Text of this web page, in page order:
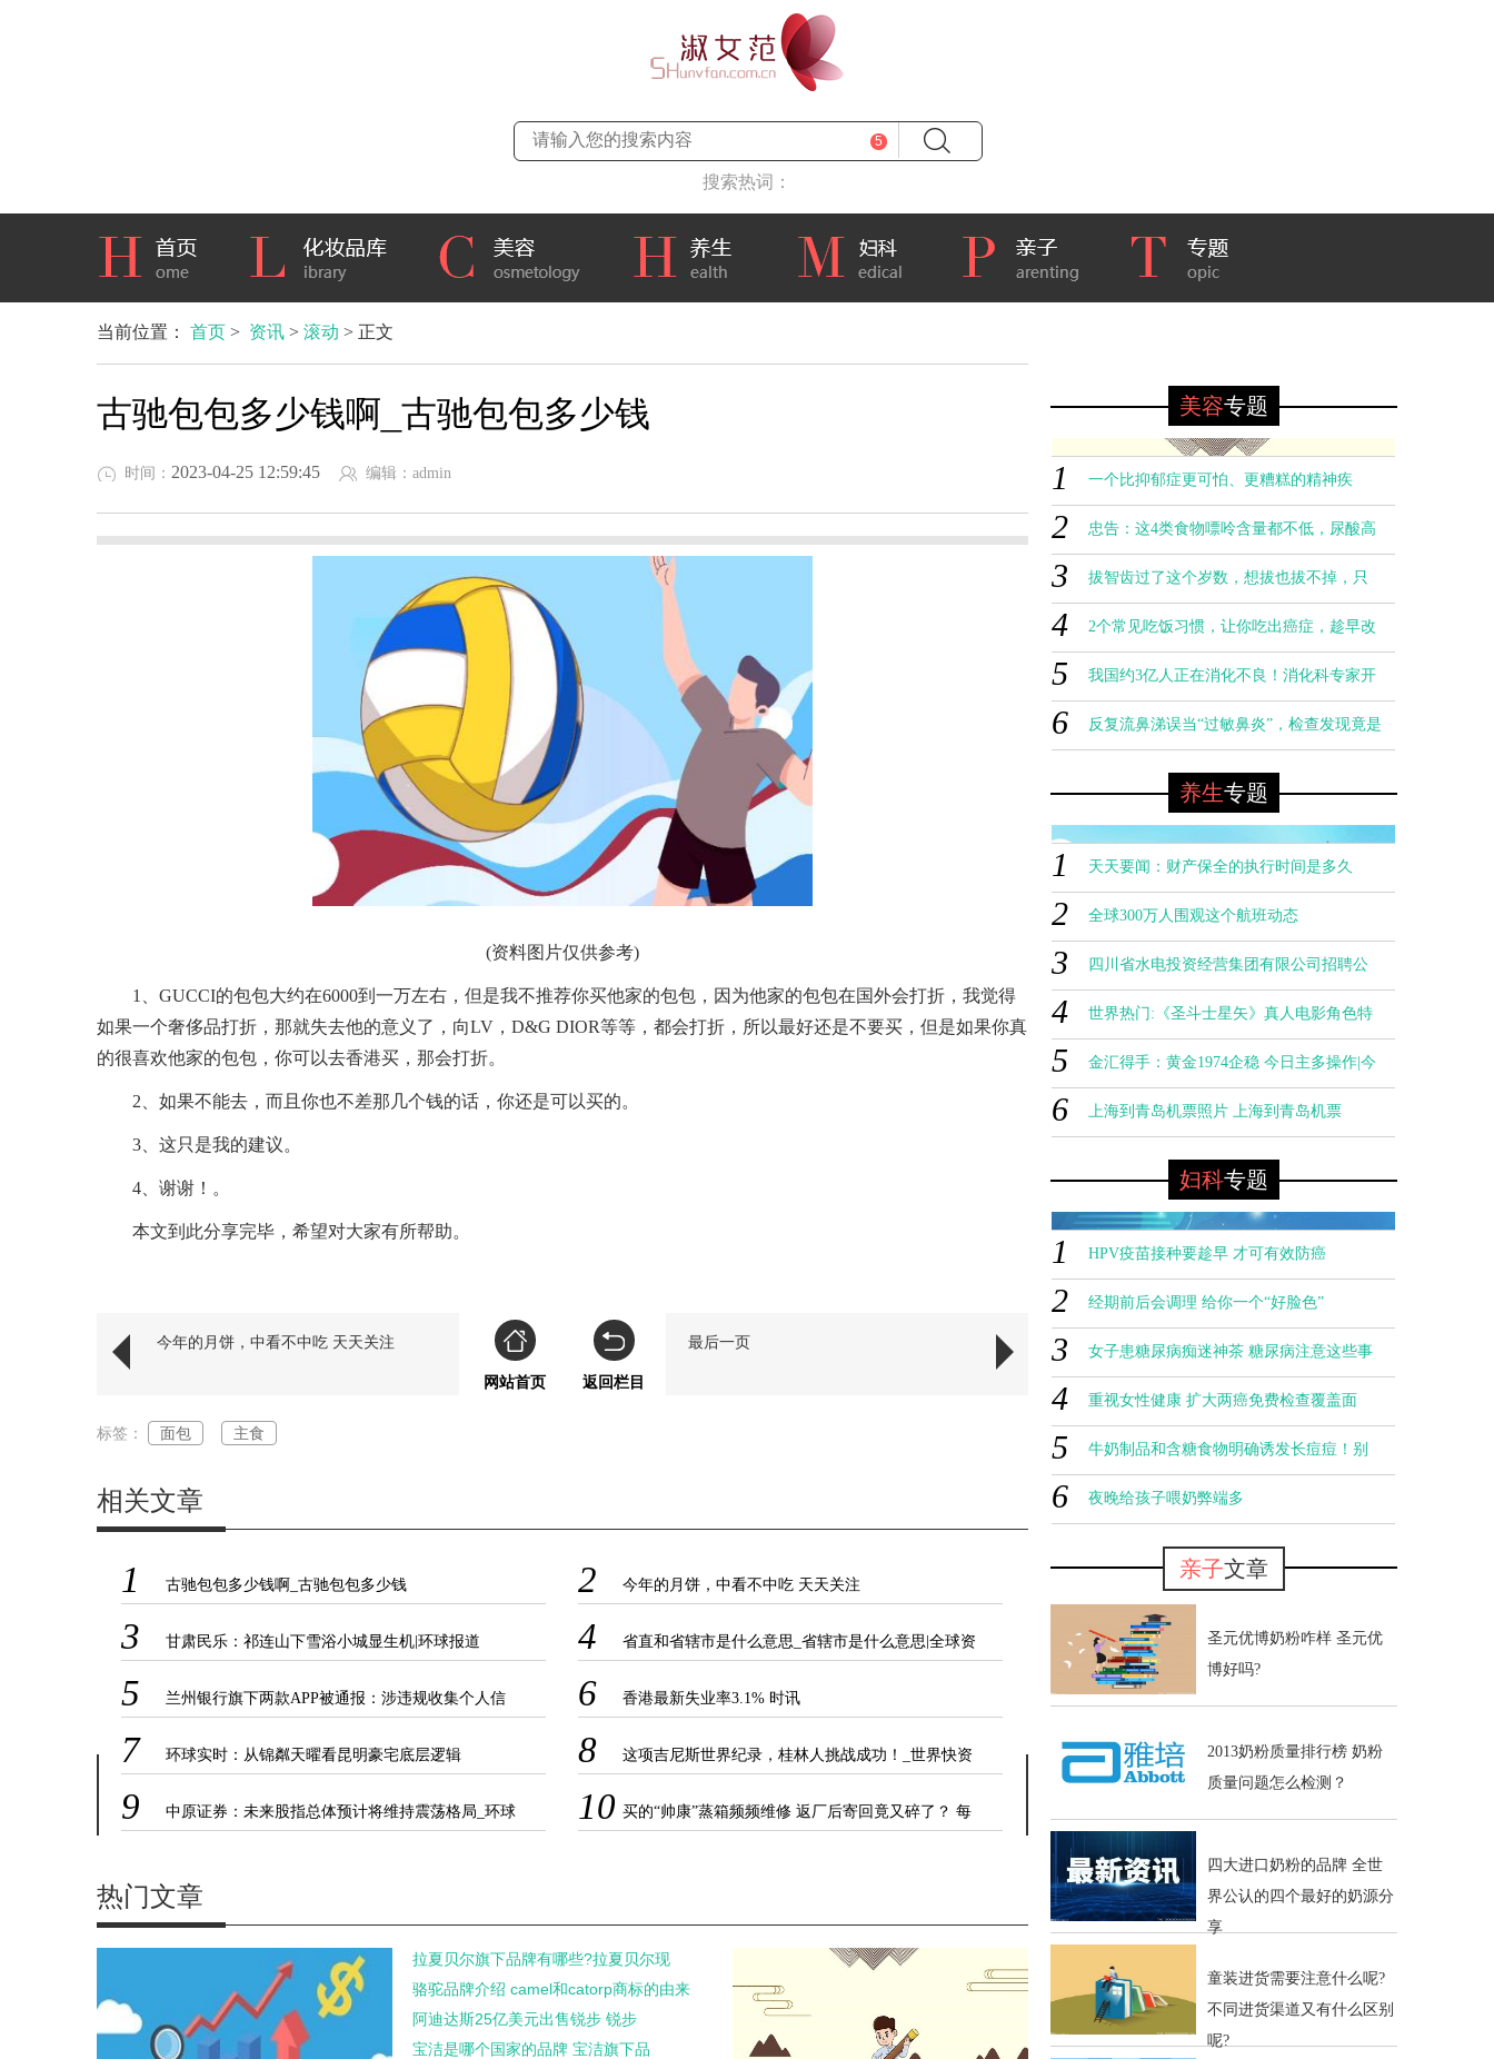
5
搜索热词：
当前位置： 首页 > 资讯 > 滚动 > 正文
古驰包包多少钱啊_古驰包包多少钱
时间： 2023-04-25 12:59:45 编辑：admin
(资料图片仅供参考)
1、GUCCI的包包大约在6000到一万左右，但是我不推荐你买他家的包包，因为他家的包包在国外会打折，我觉得
如果一个奢侈品打折，那就失去他的意义了，向LV，D&G DIOR等等，都会打折，所以最好还是不要买，但是如果你真
的很喜欢他家的包包，你可以去香港买，那会打折。
2、如果不能去，而且你也不差那几个钱的话，你还是可以买的。
3、这只是我的建议。
4、谢谢！。
本文到此分享完毕，希望对大家有所帮助。
今年的月饼，中看不中吃 天天关注 最后一页
网站首页 返回栏目
标签： 面包 主食
相关文章
1 古驰包包多少钱啊_古驰包包多少钱 2 今年的月饼，中看不中吃 天天关注
3 甘肃民乐：祁连山下雪浴小城显生机|环球报道 4
省直和省辖市是什么意思_省辖市是什么意思|全球资
5
兰州银行旗下两款APP被通报：涉违规收集个人信
6 香港最新失业率3.1% 时讯
7 环球实时：从锦粼天曜看昆明豪宅底层逻辑 8
这项吉尼斯世界纪录，桂林人挑战成功！_世界快资
9
中原证券：未来股指总体预计将维持震荡格局_环球
10 买的“帅康”蒸箱频频维修 返厂后寄回竟又碎了？ 每
热门文章
拉夏贝尔旗下品牌有哪些?拉夏贝尔现
骆驼品牌介绍 camel和catorp商标的由来
阿迪达斯25亿美元出售锐步 锐步
宝洁是哪个国家的品牌 宝洁旗下品
美容专题
一个比抑郁症更可怕、更糟糕的精神疾
病：躁郁症 全球观察
0
1 一个比抑郁症更可怕、更糟糕的精神疾
病：躁郁症 全球观察
2 忠告：这4类食物嘌呤含量都不低，尿酸高
的人轻易碰不得
3 拔智齿过了这个岁数，想拔也拔不掉，只
能疼到无法自拔
4 2个常见吃饭习惯，让你吃出癌症，趁早改
掉！
5 我国约3亿人正在消化不良！消化科专家开
出3个“食疗方”
6 反复流鼻涕误当“过敏鼻炎”，检查发现竟是
养生专题
天天要闻：财产保全的执行时间是多久
0
1 天天要闻：财产保全的执行时间是多久
2 全球300万人围观这个航班动态
3 四川省水电投资经营集团有限公司招聘公
告
4 世界热门:《圣斗士星矢》真人电影角色特
辑 女神雅典娜登场
5 金汇得手：黄金1974企稳 今日主多操作|今
日热文
6 上海到青岛机票照片 上海到青岛机票
妇科专题
HPV疫苗接种要趁早 才可有效防癌
0
1 HPV疫苗接种要趁早 才可有效防癌
2 经期前后会调理 给你一个“好脸色”
3 女子患糖尿病痴迷神茶 糖尿病注意这些事
4 重视女性健康 扩大两癌免费检查覆盖面
5 牛奶制品和含糖食物明确诱发长痘痘！别
多吃了
6 夜晚给孩子喂奶弊端多
亲子文章
圣元优博奶粉咋样 圣元优
博好吗?
2013奶粉质量排行榜 奶粉
质量问题怎么检测？
四大进口奶粉的品牌 全世
界公认的四个最好的奶源分
享
童装进货需要注意什么呢?
不同进货渠道又有什么区别
呢?